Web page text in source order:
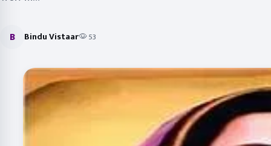
B Bindu Vistaar 53